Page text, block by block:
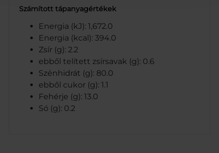
Számított tápanyagértékek
Energia (kJ): 1,672.0
Energia (kcal): 394.0
Zsír (g): 2.2
ebből telített zsírsavak (g): 0.6
Szénhidrát (g): 80.0
ebből cukor (g): 1.1
Fehérje (g): 13.0
Só (g): 0.2